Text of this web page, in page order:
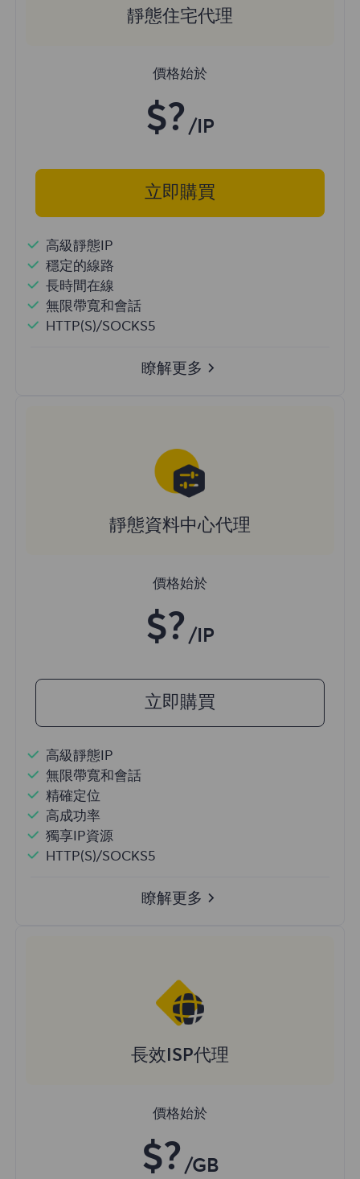
靜態住宅代理
價格始於
$? /IP
立即購買
高級靜態IP
穩定的線路
長時間在線
無限帶寬和會話
HTTP(S)/SOCKS5
瞭解更多
靜態資料中心代理
價格始於
$? /IP
立即購買
高級靜態IP
無限帶寬和會話
精確定位
高成功率
獨享IP資源
HTTP(S)/SOCKS5
瞭解更多
長效ISP代理
價格始於
$? /GB